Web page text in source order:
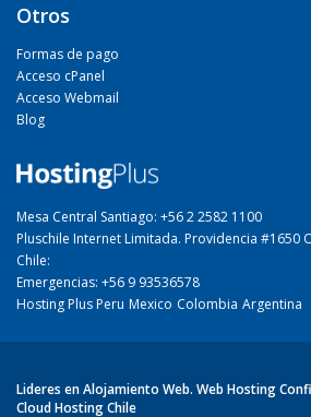
Otros
Formas de pago
Acceso cPanel
Acceso Webmail
Blog
Mesa Central Santiago: +56 2 2582 1100
Pluschile Internet Limitada. Providencia #1650
Chile:
Emergencias: +56 9 93536578
Hosting Plus Peru Mexico Colombia Argentina
Lideres en Alojamiento Web. Web Hosting
Cloud Hosting Chile